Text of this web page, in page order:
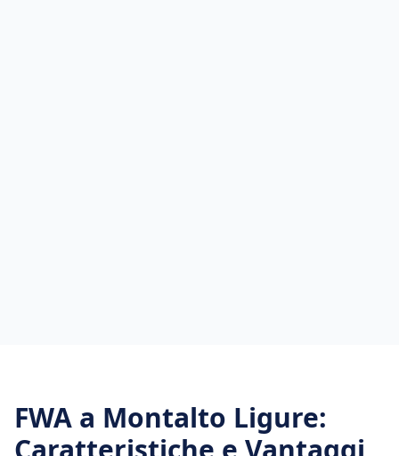
FWA a Montalto Ligure: